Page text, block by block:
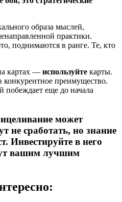
образа мыслей,
практики.
поднимаются в ранге. Те, кто
картах — используйте карты.
конкурентное преимущество.
побеждает еще до начала
может
не сработать, но знание
Инвестируйте в него
вашим лучшим